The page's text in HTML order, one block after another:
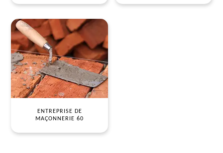
ENTREPRISE DE
MAÇONNERIE 60